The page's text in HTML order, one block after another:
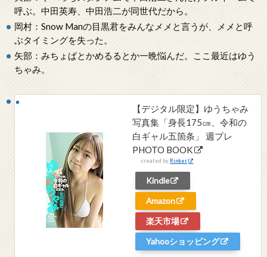
呼ぶ。中田英寿、中田浩二が同世代だから。
岡村：Snow Manの目黒君をみんなメメと言うが、メメと呼
ぶタイミングを失った。
矢部：みちょぱとかめるるとか一晩悩んだ。ここ最近はゆう
ちゃみ。
【デジタル限定】ゆうちゃみ
写真集「身長175㎝、令和の
白ギャル五箇条」 週プレ
PHOTO BOOK
created by Rinker
Kindle
Amazon
楽天市場
Yahooショッピング